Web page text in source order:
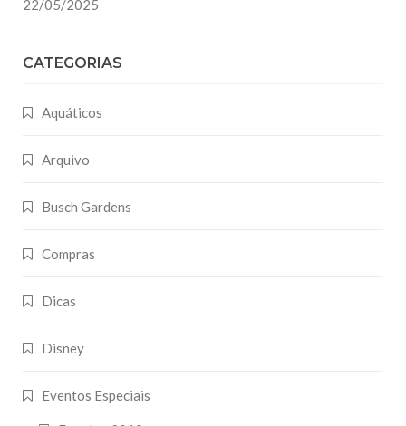
22/05/2025
CATEGORIAS
Aquáticos
Arquivo
Busch Gardens
Compras
Dicas
Disney
Eventos Especiais